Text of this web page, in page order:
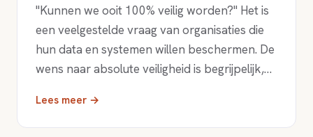
"Kunnen we ooit 100% veilig worden?" Het is
een veelgestelde vraag van organisaties die
hun data en systemen willen beschermen. De
wens naar absolute veiligheid is begrijpelijk,…
Lees meer →